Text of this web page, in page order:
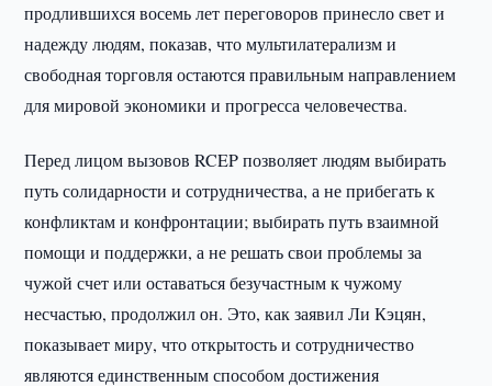
продлившихся восемь лет переговоров принесло свет и
надежду людям, показав, что мультилатерализм и
свободная торговля остаются правильным направлением
для мировой экономики и прогресса человечества.
Перед лицом вызовов RCEP позволяет людям выбирать
путь солидарности и сотрудничества, а не прибегать к
конфликтам и конфронтации; выбирать путь взаимной
помощи и поддержки, а не решать свои проблемы за
чужой счет или оставаться безучастным к чужому
несчастью, продолжил он. Это, как заявил Ли Кэцян,
показывает миру, что открытость и сотрудничество
являются единственным способом достижения